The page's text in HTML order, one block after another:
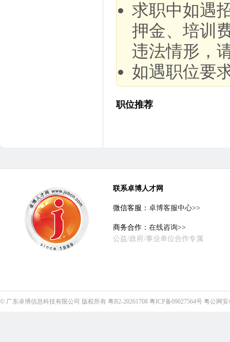
求职中如遇
押金、培训
违法情形，
如遇职位要
职位推荐
联系卓博人才网
微信客服： 卓博客服中心>>
商务合作： 在线咨询>>
公益/政府/事业单位合作专属
© 广东卓博信息科技有限公司 版权所有 粤B2-20261708 粤ICP备09027564号 粤公网安